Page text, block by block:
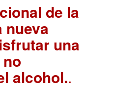
de la
nueva
una
alcohol..